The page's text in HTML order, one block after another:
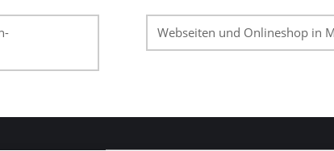
Webseiten und Onlineshop in